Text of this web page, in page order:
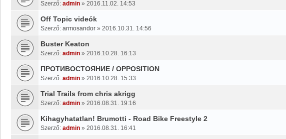
Szerző: admin » 2016.11.02. 14:53
Off Topic videók
Szerző: armosandor » 2016.10.31. 14:56
Buster Keaton
Szerző: admin » 2016.10.28. 16:13
ПРОТИВОСТОЯНИЕ / OPPOSITION
Szerző: admin » 2016.10.28. 15:33
Trial Trails from chris akrigg
Szerző: admin » 2016.08.31. 19:16
Kihagyhatatlan! Brumotti - Road Bike Freestyle 2
Szerző: admin » 2016.08.31. 16:41